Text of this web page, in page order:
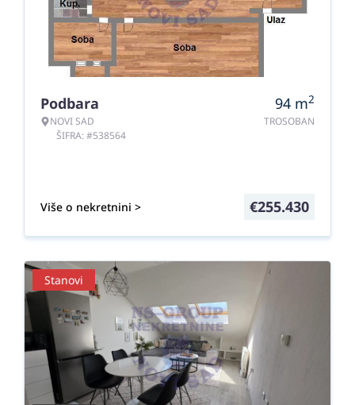
Podbara
NOVI SAD
ŠIFRA: #538564
94 m2
TROSOBAN
Više o nekretnini > €255.430
Stanovi